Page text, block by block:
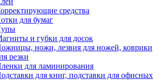
средства
для бумаг
и губки для досок
ножи, лезвия для ножей, коврики
резки
для ламинирования
для книг, подставки для офисных